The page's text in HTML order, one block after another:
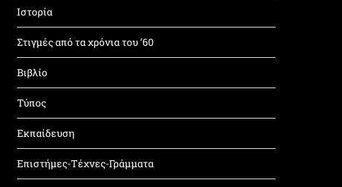
Ιστορία
Στιγμές από τα χρόνια του ’60
Βιβλίο
Τύπος
Εκπαίδευση
Επιστήμες-Τέχνες-Γράμματα